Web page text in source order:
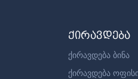
ქირავდება
ქირავდება ბინა
ქირავდება